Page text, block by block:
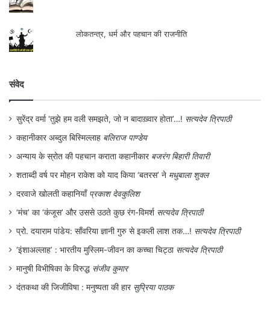
लोकतन्त्र, धर्म और पहचान की राजनीति
संवेद
सुरेंद्र वर्मा ‘तुझे हम वली समझते, जो न बादाख़्वार होता’…! सत्यदेव त्रिपाठी
कहानीकार अब्दुल बिस्मिल्लाह बलिराज पाण्डेय
अन्याय के स्रोत की पहचान कराता कहानीकार बजरंग बिहारी तिवारी
शताब्दी वर्ष पर मोहन राकेश को याद किया ‘बतरस’ ने मधुबाला शुक्ल
दरवाजे खोलती कहानियाँ प्रकाश देवकुलिश
‘मंच’ का ‘कंजूस’ और उससे उठते कुछ रंग-विमर्श सत्यदेव त्रिपाठी
प्रो. दयाराम पांडेय: साँवरिया ज्ञानी गुरु से इकली लाश तक…! सत्यदेव त्रिपाठी
‘इंशाअल्लाह’ : भारतीय मुस्लिम-जीवन का कच्चा चिट्ठा सत्यदेव त्रिपाठी
मानुषी विभीषिका के विरुद्ध संजीव कुमार
दंतकथा की जिजीविषा : मनुष्यता की हार सुप्रिया पाठक